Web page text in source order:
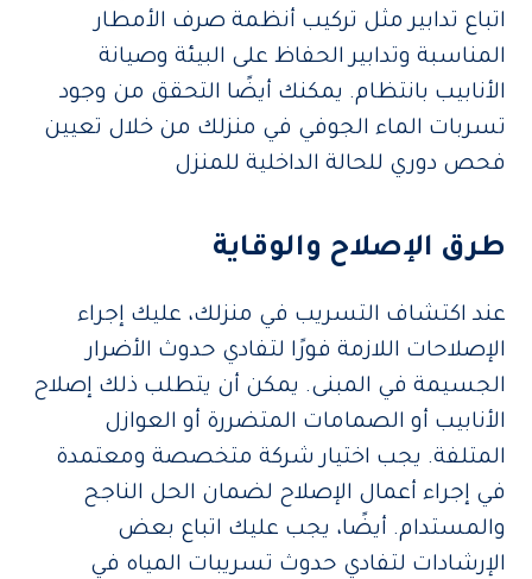
اتباع تدابير مثل تركيب أنظمة صرف الأمطار
المناسبة وتدابير الحفاظ على البيئة وصيانة
الأنابيب بانتظام. يمكنك أيضًا التحقق من وجود
تسربات الماء الجوفي في منزلك من خلال تعيين
فحص دوري للحالة الداخلية للمنزل
طرق الإصلاح والوقاية
عند اكتشاف التسريب في منزلك، عليك إجراء
الإصلاحات اللازمة فورًا لتفادي حدوث الأضرار
الجسيمة في المبنى. يمكن أن يتطلب ذلك إصلاح
الأنابيب أو الصمامات المتضررة أو العوازل
المتلفة. يجب اختيار شركة متخصصة ومعتمدة
في إجراء أعمال الإصلاح لضمان الحل الناجح
والمستدام. أيضًا، يجب عليك اتباع بعض
الإرشادات لتفادي حدوث تسريبات المياه في